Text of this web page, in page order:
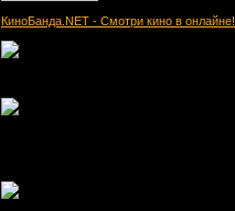
КиноБанда.NET - Смотри кино в онлайне!